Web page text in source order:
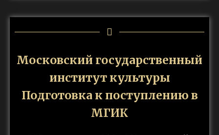
Московский государственный
институт культуры
Подготовка к поступлению в
МГИК